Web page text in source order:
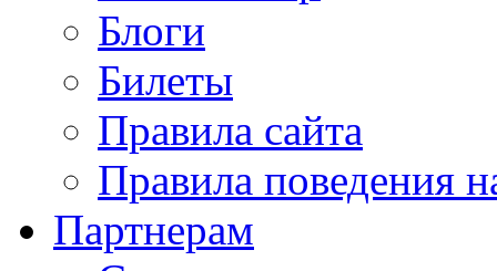
Блоги
Билеты
Правила сайта
Правила поведения
Партнерам